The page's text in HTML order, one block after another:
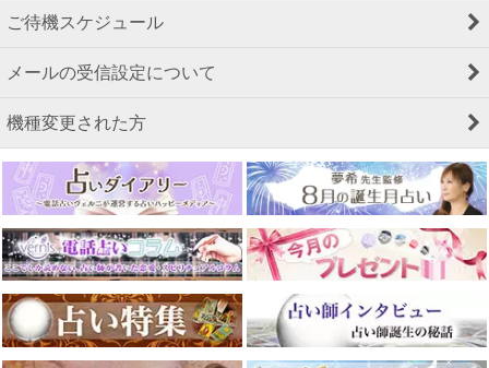
ご待機スケジュール
メールの受信設定について
機種変更された方